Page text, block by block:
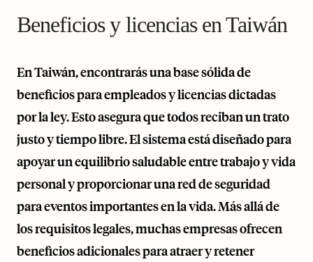
Beneficios y licencias en Taiwán
En Taiwán, encontrarás una base sólida de
beneficios para empleados y licencias dictadas
por la ley. Esto asegura que todos reciban un trato
justo y tiempo libre. El sistema está diseñado para
apoyar un equilibrio saludable entre trabajo y vida
personal y proporcionar una red de seguridad
para eventos importantes en la vida. Más allá de
los requisitos legales, muchas empresas ofrecen
beneficios adicionales para atraer y retener